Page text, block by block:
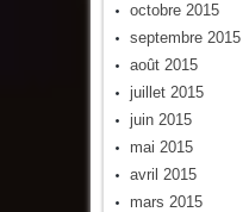
octobre 2015
septembre 2015
août 2015
juillet 2015
juin 2015
mai 2015
avril 2015
mars 2015